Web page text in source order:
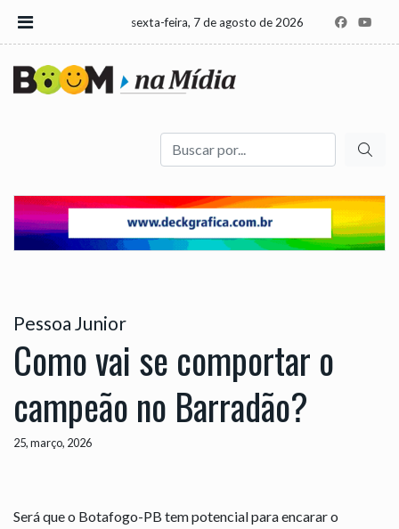
sexta-feira, 7 de agosto de 2026
Buscar
Pessoa Junior
Como vai se comportar o
campeão no Barradão?
25, março, 2026
Será que o Botafogo-PB tem potencial para encarar o